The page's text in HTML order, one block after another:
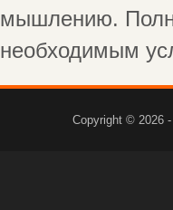
мышлению.
необходимым
Copyright © 2026